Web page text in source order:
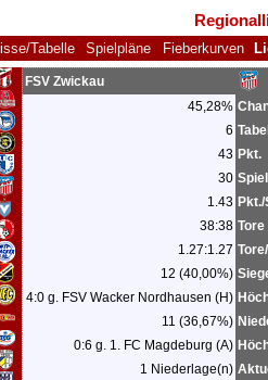
Tabelle Spielpläne Fieberkurven
FSV Zwickau
45,28%
6
43 Pkt.
30
1.43
38:38 Tore
1.27:1.27
12 (40,00%)
4:0 g. FSV Wacker Nordhausen (H)
11 (36,67%)
0:6 g. 1. FC Magdeburg (A)
1 Niederlage(n)